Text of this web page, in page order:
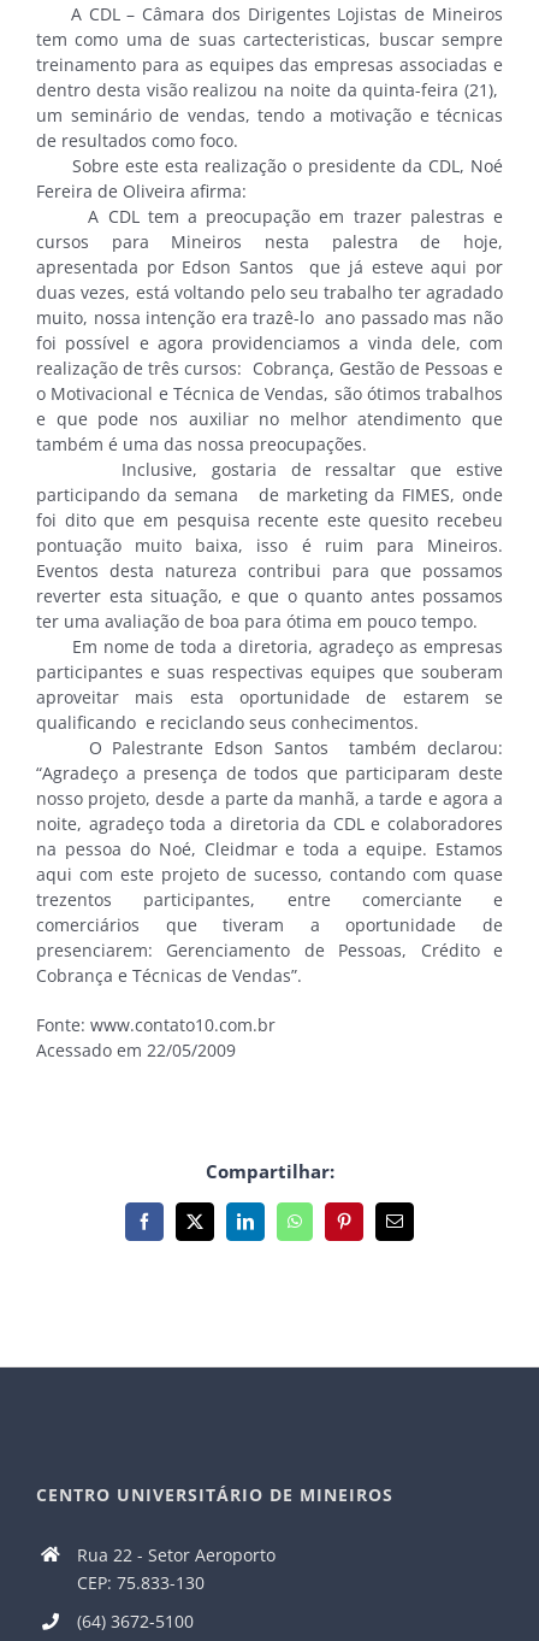
A CDL – Câmara dos Dirigentes Lojistas de Mineiros
tem como uma de suas cartecteristicas, buscar sempre
treinamento para as equipes das empresas associadas e
dentro desta visão realizou na noite da quinta-feira (21),
um seminário de vendas, tendo a motivação e técnicas
de resultados como foco.
Sobre este esta realização o presidente da CDL, Noé
Fereira de Oliveira afirma:
A CDL tem a preocupação em trazer palestras e
cursos para Mineiros nesta palestra de hoje,
apresentada por Edson Santos que já esteve aqui por
duas vezes, está voltando pelo seu trabalho ter agradado
muito, nossa intenção era trazê-lo ano passado mas não
foi possível e agora providenciamos a vinda dele, com
realização de três cursos: Cobrança, Gestão de Pessoas e
o Motivacional e Técnica de Vendas, são ótimos trabalhos
e que pode nos auxiliar no melhor atendimento que
também é uma das nossa preocupações.
Inclusive, gostaria de ressaltar que estive
participando da semana de marketing da FIMES, onde
foi dito que em pesquisa recente este quesito recebeu
pontuação muito baixa, isso é ruim para Mineiros.
Eventos desta natureza contribui para que possamos
reverter esta situação, e que o quanto antes possamos
ter uma avaliação de boa para ótima em pouco tempo.
Em nome de toda a diretoria, agradeço as empresas
participantes e suas respectivas equipes que souberam
aproveitar mais esta oportunidade de estarem se
qualificando e reciclando seus conhecimentos.
O Palestrante Edson Santos também declarou:
“Agradeço a presença de todos que participaram deste
nosso projeto, desde a parte da manhã, a tarde e agora a
noite, agradeço toda a diretoria da CDL e colaboradores
na pessoa do Noé, Cleidmar e toda a equipe. Estamos
aqui com este projeto de sucesso, contando com quase
trezentos participantes, entre comerciante e
comerciários que tiveram a oportunidade de
presenciarem: Gerenciamento de Pessoas, Crédito e
Cobrança e Técnicas de Vendas”.
Fonte: www.contato10.com.br
Acessado em 22/05/2009
Compartilhar:
Facebook
X LinkedInWhatsAppPinterest
E-
mail
CENTRO UNIVERSITÁRIO DE MINEIROS
Rua 22 - Setor Aeroporto
CEP: 75.833-130
(64) 3672-5100